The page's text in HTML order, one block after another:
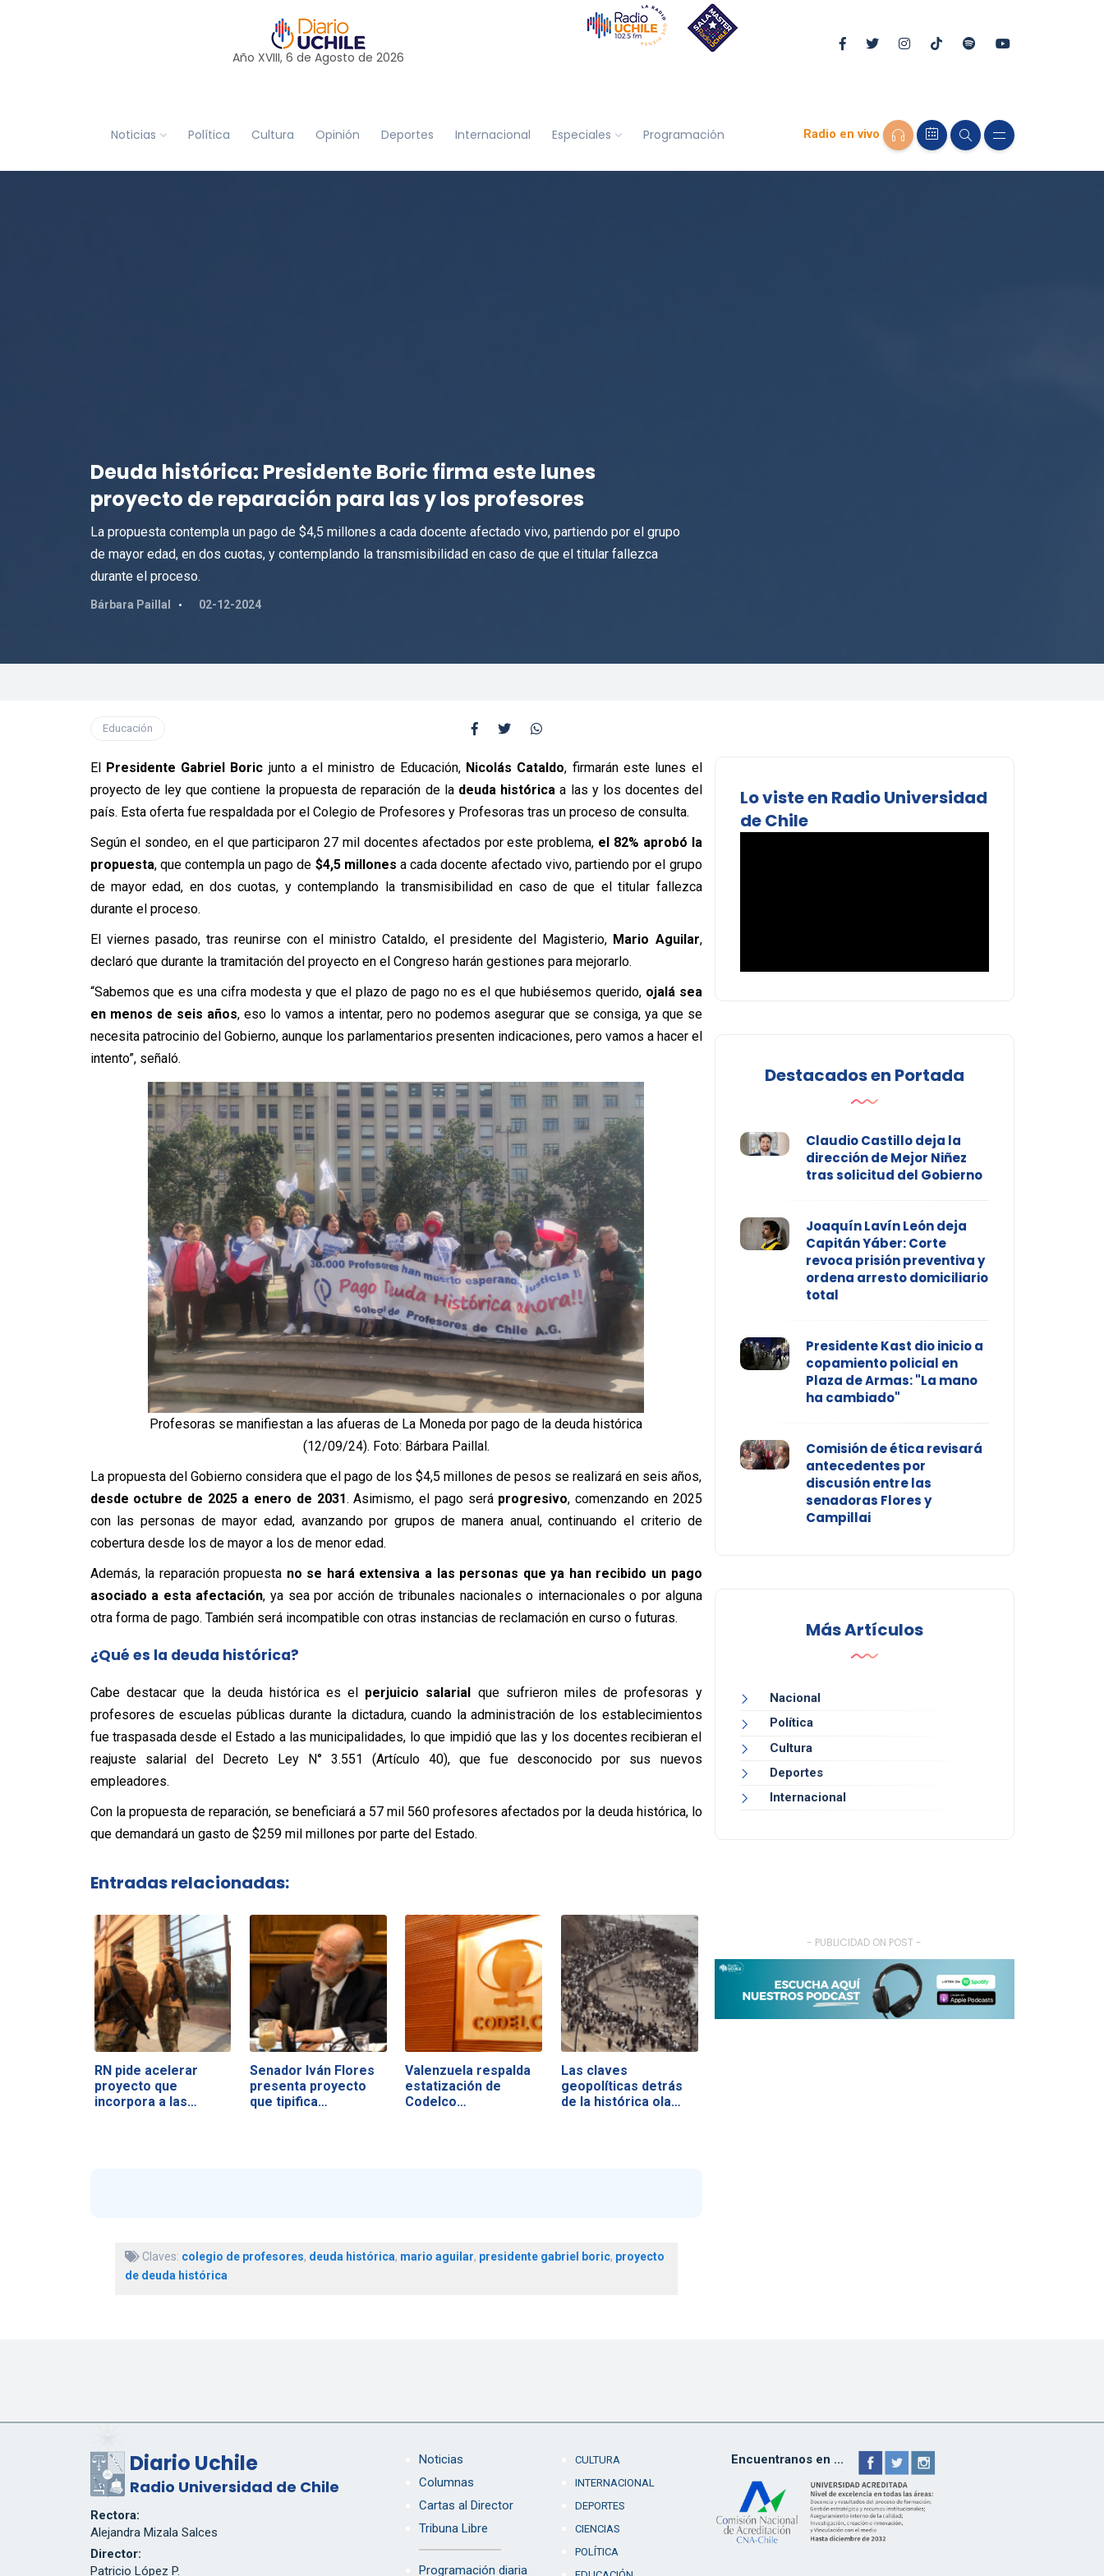
Año XVIII, 6 de Agosto de 2026
Noticias Política Cultura Opinión Deportes Internacional Especiales Programación Radio en vivo
Deuda histórica: Presidente Boric firma este lunes
proyecto de reparación para las y los profesores
La propuesta contempla un pago de $4,5 millones a cada docente afectado vivo, partiendo por el grupo
de mayor edad, en dos cuotas, y contemplando la transmisibilidad en caso de que el titular fallezca
durante el proceso.
Bárbara Paillal 02-12-2024
Educación
El Presidente Gabriel Boric junto a el ministro de Educación, Nicolás Cataldo, firmarán este lunes el
proyecto de ley que contiene la propuesta de reparación de la deuda histórica a las y los docentes del
país. Esta oferta fue respaldada por el Colegio de Profesores y Profesoras tras un proceso de consulta.
Según el sondeo, en el que participaron 27 mil docentes afectados por este problema, el 82% aprobó la
propuesta, que contempla un pago de $4,5 millones a cada docente afectado vivo, partiendo por el grupo
de mayor edad, en dos cuotas, y contemplando la transmisibilidad en caso de que el titular fallezca
durante el proceso.
El viernes pasado, tras reunirse con el ministro Cataldo, el presidente del Magisterio, Mario Aguilar,
declaró que durante la tramitación del proyecto en el Congreso harán gestiones para mejorarlo.
“Sabemos que es una cifra modesta y que el plazo de pago no es el que hubiésemos querido,ojalá sea
en menos de seis años, eso lo vamos a intentar, pero no podemos asegurar que se consiga, ya que se
necesita patrocinio del Gobierno, aunque los parlamentarios presenten indicaciones, pero vamos a hacer el
intento”, señaló.
Profesoras se manifiestan a las afueras de La Moneda por pago de la deuda histórica
(12/09/24). Foto: Bárbara Paillal.
La propuesta del Gobierno considera que el pago de los $4,5 millones de pesos se realizará en seis años,
desde octubre de 2025 a enero de 2031. Asimismo, el pago seráprogresivo, comenzando en 2025
con las personas de mayor edad, avanzando por grupos de manera anual, continuando el criterio de
cobertura desde los de mayor a los de menor edad.
Además, la reparación propuesta no se hará extensiva a las personas que ya han recibido un pago
asociado a esta afectación, ya sea por acción de tribunales nacionales o internacionales o por alguna
otra forma de pago. También será incompatible con otras instancias de reclamación en curso o futuras.
¿Qué es la deuda histórica?
Cabe destacar que la deuda histórica es el perjuicio salarial que sufrieron miles de profesoras y
profesores de escuelas públicas durante la dictadura, cuando la administración de los establecimientos
fue traspasada desde el Estado a las municipalidades, lo que impidió que las y los docentes recibieran el
reajuste salarial del Decreto Ley N° 3.551 (Artículo 40), que fue desconocido por sus nuevos
empleadores.
Con la propuesta de reparación, se beneficiará a 57 mil 560 profesores afectados por la deuda histórica, lo
que demandará un gasto de $259 mil millones por parte del Estado.
Entradas relacionadas:
RN pide acelerar
proyecto que
incorpora a las…
Senador Iván Flores
presenta proyecto
que tipifica…
Valenzuela respalda
estatización de
Codelco…
Las claves
geopolíticas detrás
de la histórica ola…
Claves: colegio de profesores, deuda histórica, mario aguilar, presidente gabriel boric, proyecto
de deuda histórica
Lo viste en Radio Universidad
de Chile
Destacados en Portada
Claudio Castillo deja la
dirección de Mejor Niñez
tras solicitud del Gobierno
Joaquín Lavín León deja
Capitán Yáber: Corte
revoca prisión preventiva y
ordena arresto domiciliario
total
Presidente Kast dio inicio a
copamiento policial en
Plaza de Armas: "La mano
ha cambiado"
Comisión de ética revisará
antecedentes por
discusión entre las
senadoras Flores y
Campillai
Más Artículos
Nacional
Política
Cultura
Deportes
Internacional
- PUBLICIDAD ON POST -
Diario Uchile
Radio Universidad de Chile
Rectora:
Alejandra Mizala Salces
Director:
Patricio López P.
Noticias
Columnas
Cartas al Director
Tribuna Libre
Programación diaria
CULTURA
INTERNACIONAL
DEPORTES
CIENCIAS
POLÍTICA
Encuentranos en ...